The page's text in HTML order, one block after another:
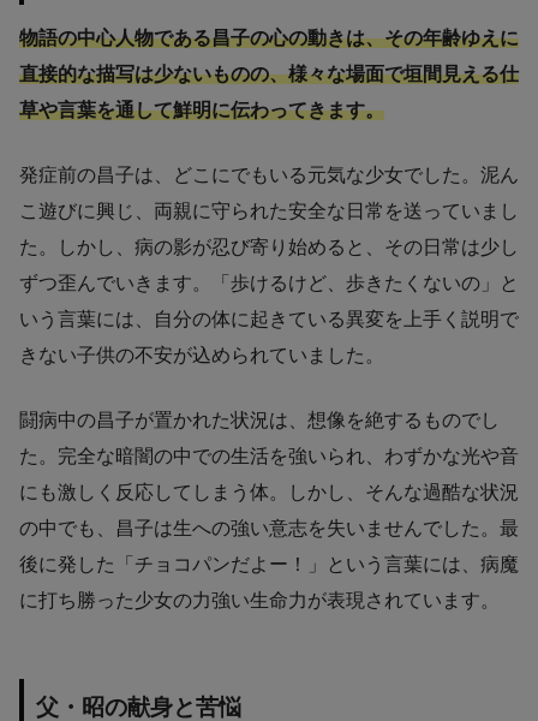
物語の中心人物である昌子の心の動きは、その年齢ゆえに
直接的な描写は少ないものの、様々な場面で垣間見える仕
草や言葉を通して鮮明に伝わってきます。
発症前の昌子は、どこにでもいる元気な少女でした。泥ん
こ遊びに興じ、両親に守られた安全な日常を送っていまし
た。しかし、病の影が忍び寄り始めると、その日常は少し
ずつ歪んでいきます。「歩けるけど、歩きたくないの」と
いう言葉には、自分の体に起きている異変を上手く説明で
きない子供の不安が込められていました。
闘病中の昌子が置かれた状況は、想像を絶するものでし
た。完全な暗闇の中での生活を強いられ、わずかな光や音
にも激しく反応してしまう体。しかし、そんな過酷な状況
の中でも、昌子は生への強い意志を失いませんでした。最
後に発した「チョコパンだよー！」という言葉には、病魔
に打ち勝った少女の力強い生命力が表現されています。
父・昭の献身と苦悩